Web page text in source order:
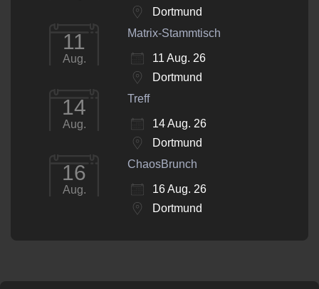
Dortmund
11
Aug.
Matrix-Stammtisch
11 Aug. 26
Dortmund
14
Aug.
Treff
14 Aug. 26
Dortmund
16
Aug.
ChaosBrunch
16 Aug. 26
Dortmund